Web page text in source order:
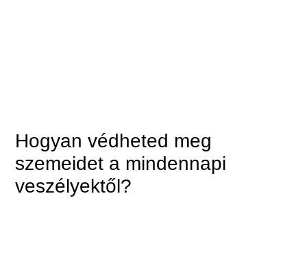
Hogyan védheted meg
szemeidet a mindennapi
veszélyektől?